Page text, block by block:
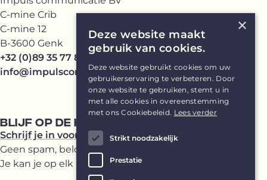
C-mine Crib
C-mine 12
B-3600 Genk
+32 (0)89 35 77 81
info@impulscommunicatie.be
BLIJF OP DE HOOGTE
Schrijf je in voor onze Impuls(br)ief
Geen spam, beloofd!
Je kan je op elk moment uitschrijven.
×
Deze website maakt
gebruik van cookies.
Deze website gebruikt cookies om uw
gebruikerservaring te verbeteren. Door
onze website te gebruiken, stemt u in
met alle cookies in overeenstemming
met ons Cookiebeleid. Lees verder
Strikt noodzakelijk
Prestatie